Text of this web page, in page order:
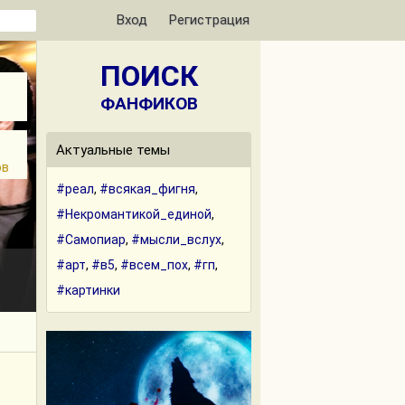
Вход Регистрация
ПОИСК
ФАНФИКОВ
Актуальные темы
#реал, #всякая_фигня,
#Некромантикой_единой,
#Самопиар, #мысли_вслух,
#арт, #в5, #всем_пох, #гп,
#картинки